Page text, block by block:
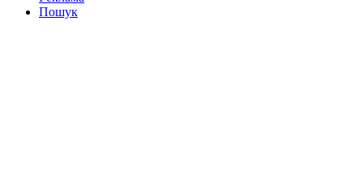
Пошук